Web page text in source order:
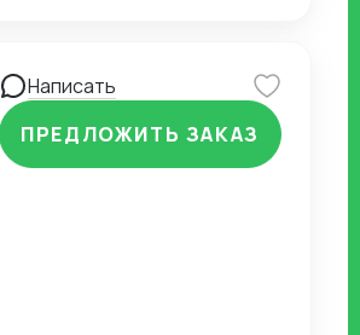
Написать
ПРЕДЛОЖИТЬ ЗАКАЗ